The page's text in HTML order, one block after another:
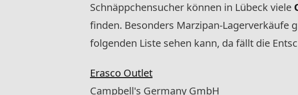
Schnäppchensucher können in Lübeck viele
finden. Besonders Marzipan-Lagerverkäufe
folgenden Liste sehen kann, da fällt die
Erasco Outlet
Campbell's Germany GmbH